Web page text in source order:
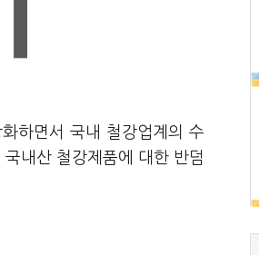
하면서 국내 철강업계의 수
내산 철강제품에 대한 반덤